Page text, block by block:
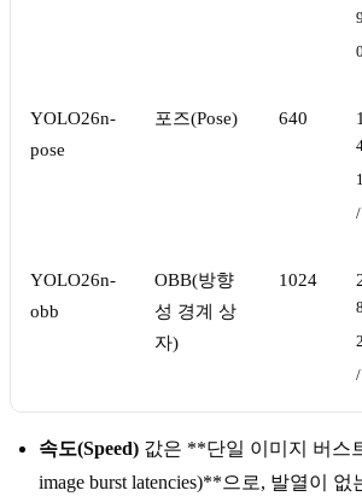
YOLO26n-
pose
포즈(Pose) 640
YOLO26n-
obb
OBB(방향
성 경계 상
자)
1024
속도(Speed) 값은 **단일 이미지 버스
image burst latencies)**으로, 발열이